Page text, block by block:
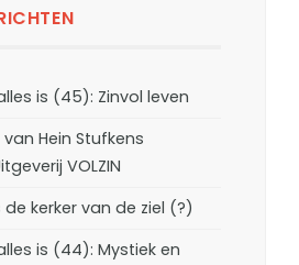
is (45): Zinvol leven
Hein Stufkens
VOLZIN
kerker van de ziel (?)
is (44): Mystiek en